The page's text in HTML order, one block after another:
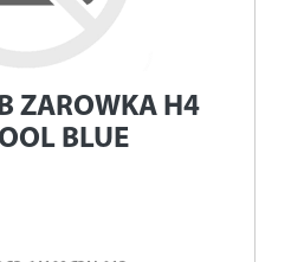
ZAROWKA H4
BLUE